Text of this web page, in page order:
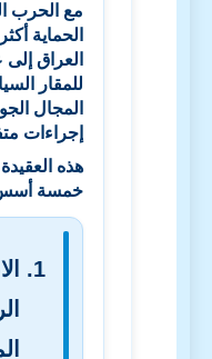
مع الحرب
الحماية
العراق
للمقار
المجال
إجراءات
هذه
خمسة